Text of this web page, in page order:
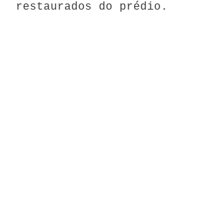
restaurados do prédio.